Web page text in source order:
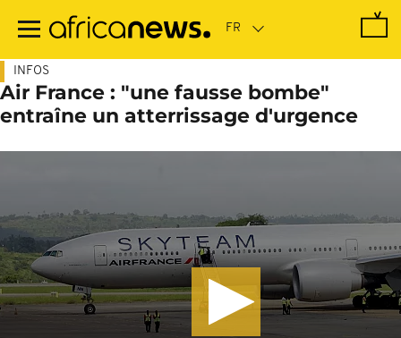
contenu
INFOS
Air France : "une fausse bombe"
entraîne un atterrissage d'urgence